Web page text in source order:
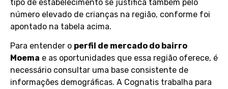
tipo de estabelecimento se justifica também pelo
número elevado de crianças na região, conforme foi
apontado na tabela acima.
Para entender o perfil de mercado do bairro
Moema e as oportunidades que essa região oferece, é
necessário consultar uma base consistente de
informações demográficas. A Cognatis trabalha para